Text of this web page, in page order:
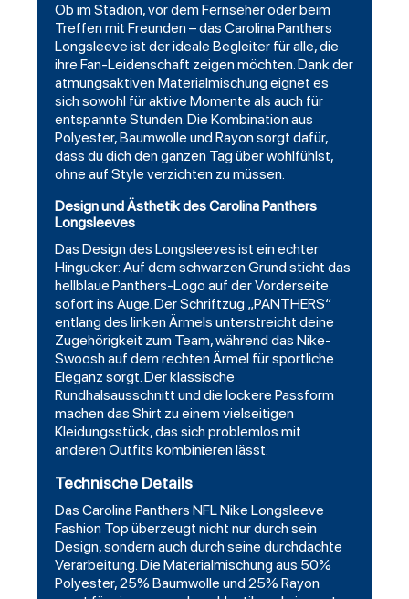
Ob im Stadion, vor dem Fernseher oder beim
Treffen mit Freunden – das Carolina Panthers
Longsleeve ist der ideale Begleiter für alle, die
ihre Fan-Leidenschaft zeigen möchten. Dank der
atmungsaktiven Materialmischung eignet es
sich sowohl für aktive Momente als auch für
entspannte Stunden. Die Kombination aus
Polyester, Baumwolle und Rayon sorgt dafür,
dass du dich den ganzen Tag über wohlfühlst,
ohne auf Style verzichten zu müssen.
Design und Ästhetik des Carolina Panthers
Longsleeves
Das Design des Longsleeves ist ein echter
Hingucker: Auf dem schwarzen Grund sticht das
hellblaue Panthers-Logo auf der Vorderseite
sofort ins Auge. Der Schriftzug „PANTHERS“
entlang des linken Ärmels unterstreicht deine
Zugehörigkeit zum Team, während das Nike-
Swoosh auf dem rechten Ärmel für sportliche
Eleganz sorgt. Der klassische
Rundhalsausschnitt und die lockere Passform
machen das Shirt zu einem vielseitigen
Kleidungsstück, das sich problemlos mit
anderen Outfits kombinieren lässt.
Technische Details
Das Carolina Panthers NFL Nike Longsleeve
Fashion Top überzeugt nicht nur durch sein
Design, sondern auch durch seine durchdachte
Verarbeitung. Die Materialmischung aus 50%
Polyester, 25% Baumwolle und 25% Rayon